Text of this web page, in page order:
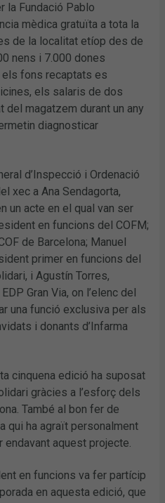
la Fundació Pablo
mèdica gratuïta a tota la
de la localitat etíop des de
nens i 7.000 dones
els fons recaptats es
els salaris de dos
del magatzem durant un any
diagnosticar
d’Inspecció i Ordenació
xec a Ana Sendagorta,
un acte en el qual van ser
en funcions del COFM;
de Barcelona; Manuel
primer en funcions del
i Agustín Torres,
Gran Via, on l’elenc del
una funció exclusiva per als
i donants d’Infarma
cinquena edició ha suposat
gràcies a l’esforç dels
També al bon fer de
qui ha agraït personalment
endavant aquest projecte.
en funcions va fer partícip
en aquesta edició, que